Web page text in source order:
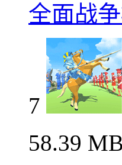
全面战
7
58.39 MB